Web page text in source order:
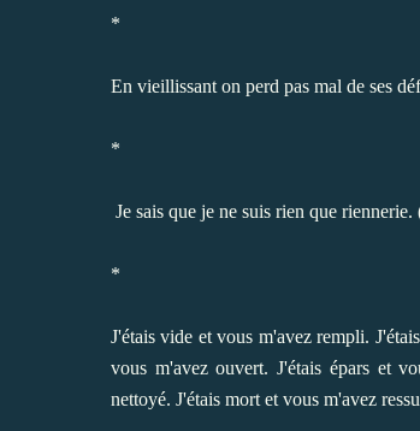
*
En vieillissant on perd pas mal de ses
*
Je sais que je ne suis rien que
*
J'étais vide et vous m'avez rempli.
vous m'avez ouvert. J'étais épars et
nettoyé. J'étais mort et vous m'avez